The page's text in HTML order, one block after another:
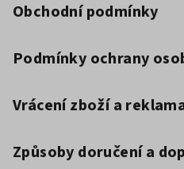
Obchodní podmínky
Podmínky ochrany
Vrácení zboží a
Způsoby doručení a